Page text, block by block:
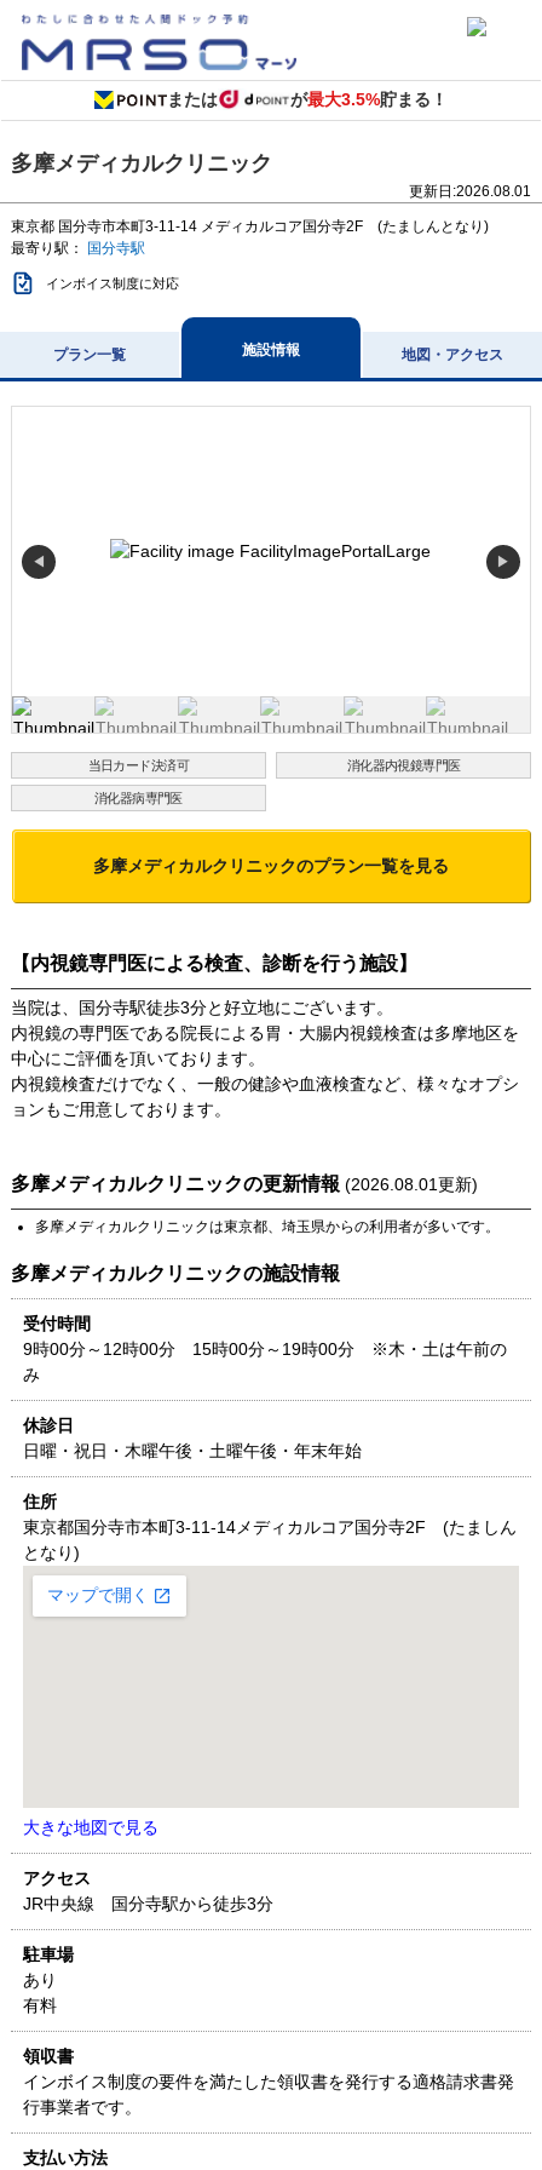
または が最大3.5%貯まる！
多摩メディカルクリニック
更新日:2026.08.01
東京都 国分寺市本町3-11-14 メディカルコア国分寺2F (たましんとなり)
最寄り駅：
国分寺駅
インボイス制度に対応
プラン一覧 施設情報 地図・アクセス
◀ ▶
当日カード決済可 消化器内視鏡専門医
消化器病専門医
多摩メディカルクリニックのプラン一覧を見る
【内視鏡専門医による検査、診断を行う施設】
当院は、国分寺駅徒歩3分と好立地にございます。
内視鏡の専門医である院長による胃・大腸内視鏡検査は多摩地区を
中心にご評価を頂いております。
内視鏡検査だけでなく、一般の健診や血液検査など、様々なオプシ
ョンもご用意しております。
多摩メディカルクリニックの更新情報 (2026.08.01更新)
多摩メディカルクリニックは東京都、 埼玉県からの利用者が多いです。
多摩メディカルクリニックの施設情報
受付時間
9時00分～12時00分 15時00分～19時00分 ※木・土は午前の
み
休診日
日曜・祝日・木曜午後・土曜午後・年末年始
住所
東京都国分寺市本町3-11-14メディカルコア国分寺2F (たましん
となり)
大きな地図で見る
アクセス
JR中央線 国分寺駅から徒歩3分
駐車場
あり
有料
領収書
インボイス制度の要件を満たした領収書を発行する適格請求書発
行事業者です。
支払い方法